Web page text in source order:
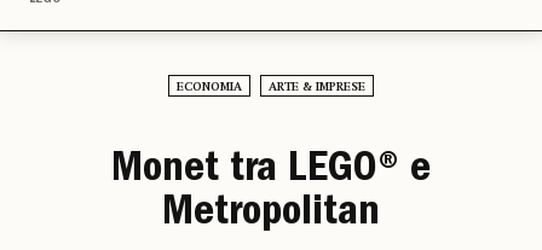
ECONOMIA ARTE & IMPRESE
Monet tra LEGO® e
Metropolitan